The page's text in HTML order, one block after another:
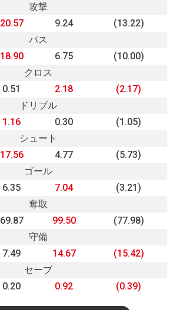
攻撃
20.57 9.24
(13.22)
パス
18.90 6.75
(10.00)
クロス
0.51 2.18
(2.17)
ドリブル
1.16 0.30
(1.05)
シュート
17.56 4.77
(5.73)
ゴール
6.35 7.04
(3.21)
奪取
69.87 99.50
(77.98)
守備
7.49 14.67
(15.42)
セーブ
0.20 0.92 (0.39)